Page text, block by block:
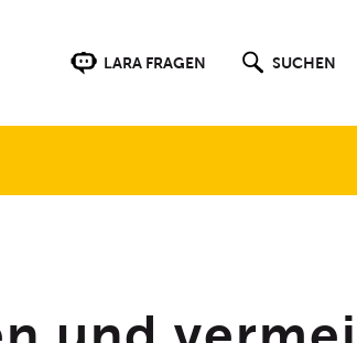
CHATBOT DER WEBSEITE STARTEN
LARA FRAGEN SUCHFELD
SUCHEN